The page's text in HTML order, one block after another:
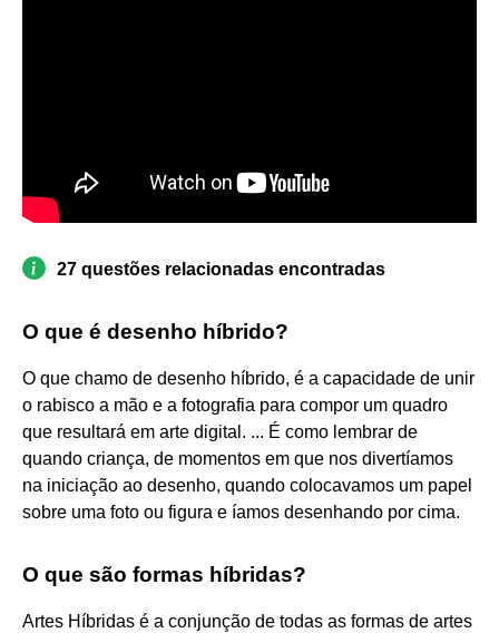
27 questões relacionadas encontradas
O que é desenho híbrido?
O que chamo de desenho híbrido, é a capacidade de unir
o rabisco a mão e a fotografia para compor um quadro
que resultará em arte digital. ... É como lembrar de
quando criança, de momentos em que nos divertíamos
na iniciação ao desenho, quando colocavamos um papel
sobre uma foto ou figura e íamos desenhando por cima.
O que são formas híbridas?
Artes Híbridas é a conjunção de todas as formas de artes